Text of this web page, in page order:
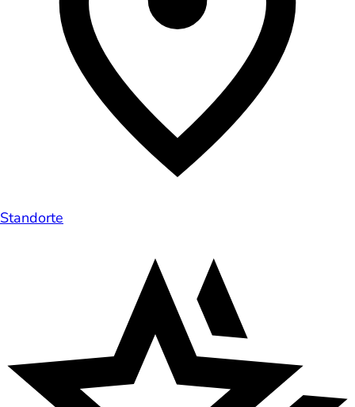
Standorte